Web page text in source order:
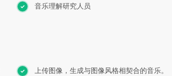
音乐理解研究人员
上传图像，生成与图像风格相契合的音乐。